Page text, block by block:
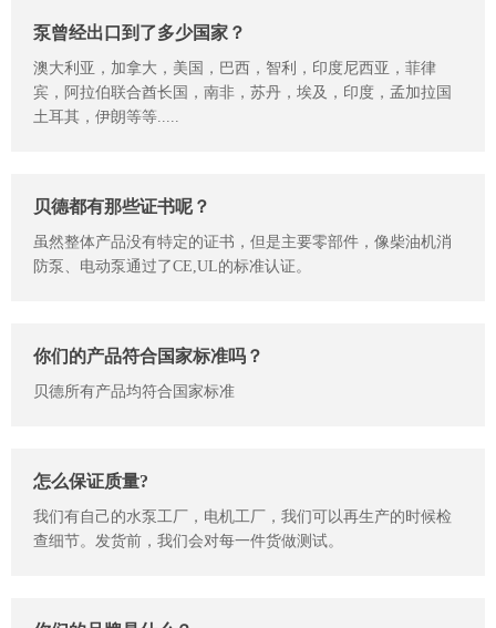
泵曾经出口到了多少国家？
澳大利亚，加拿大，美国，巴西，智利，印度尼西亚，菲律
宾，阿拉伯联合酋长国，南非，苏丹，埃及，印度，孟加拉国
土耳其，伊朗等等.....
贝德都有那些证书呢？
虽然整体产品没有特定的证书，但是主要零部件，像柴油机消
防泵、电动泵通过了CE,UL的标准认证。
你们的产品符合国家标准吗？
贝德所有产品均符合国家标准
怎么保证质量?
我们有自己的水泵工厂，电机工厂，我们可以再生产的时候检
查细节。发货前，我们会对每一件货做测试。